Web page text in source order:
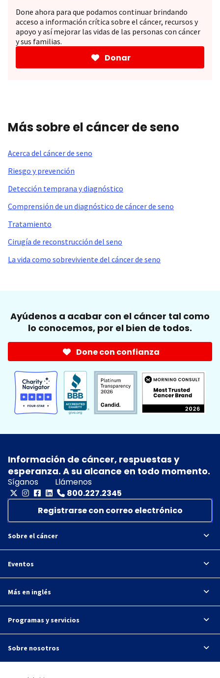
Done ahora para que podamos continuar brindando
acceso a información crítica sobre el cáncer, recursos y
apoyo y así mejorar las vidas de las personas con cáncer
y sus familias.
Donar
Más sobre el cáncer de seno
Acerca del cáncer de seno
Riesgo y prevención
Detección temprana y diagnóstico
Comprensión de un diagnóstico de cáncer de seno
Tratamiento
Cirugía de reconstrucción del seno
La vida como sobreviviente del cáncer de seno
Ayúdenos a acabar con el cáncer tal como
lo conocemos, por el bien de todos.
Done con confianza
Información de cáncer, respuestas y
esperanza. A su alcance en todo momento.
Síganos
Llámenos
800.227.2345
Registrarse con correo electrónico
Sobre el cáncer
Eventos
Más en inglés
Programas y servicios
Sobre nosotros